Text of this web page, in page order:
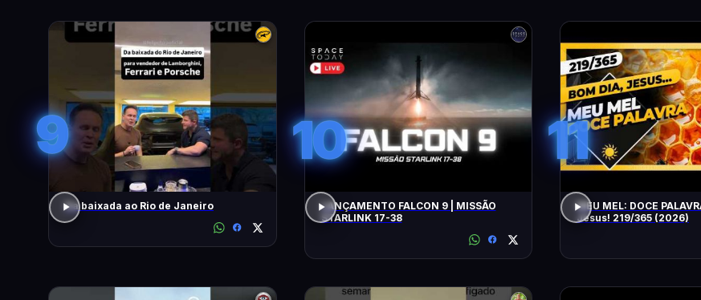
9
Da baixada ao Rio de Janeiro
10
LANÇAMENTO FALCON 9 | MISSÃO
STARLINK 17-38
11
MEU MEL: DOCE
Jesus! 219/365 (2026)